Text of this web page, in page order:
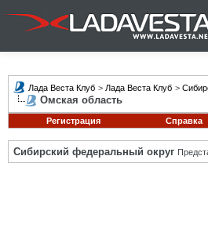
Лада Веста Клуб > Лада Веста Клуб >
Омская область
Регистрация Справка
Сибирский федеральный округ